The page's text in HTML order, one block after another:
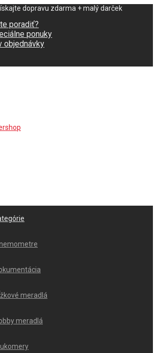
dopravu zdarma + malý darček
poradiť?
ponuky
objednávky
meradlá
meradlá